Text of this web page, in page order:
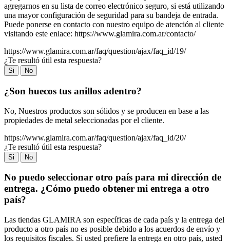
agregarnos en su lista de correo electrónico seguro, si está utilizando
una mayor configuración de seguridad para su bandeja de entrada.
Puede ponerse en contacto con nuestro equipo de atención al cliente
visitando este enlace: https://www.glamira.com.ar/contacto/
https://www.glamira.com.ar/faq/question/ajax/faq_id/19/
¿Te resultó útil esta respuesta?
Si No
¿Son huecos tus anillos adentro?
No, Nuestros productos son sólidos y se producen en base a las
propiedades de metal seleccionadas por el cliente.
https://www.glamira.com.ar/faq/question/ajax/faq_id/20/
¿Te resultó útil esta respuesta?
Si No
No puedo seleccionar otro país para mi dirección de
entrega. ¿Cómo puedo obtener mi entrega a otro
país?
Las tiendas GLAMIRA son específicas de cada país y la entrega del
producto a otro país no es posible debido a los acuerdos de envío y
los requisitos fiscales. Si usted prefiere la entrega en otro país, usted